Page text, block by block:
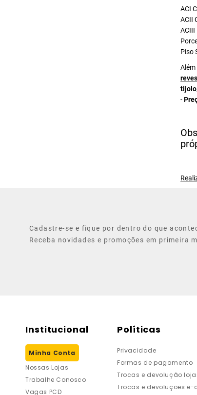
ACI
ACII
ACIII
Piso
Além
tijolo
-
Cadastre-se e fique por dentro do que
Receba novidades e promoções em primeira
Institucional
Minha Conta
Nossas Lojas
Trabalhe Conosco
Vagas PCD
Políticas
Privacidade
Formas de pagamento
Trocas e devolução
Trocas e devoluções e-